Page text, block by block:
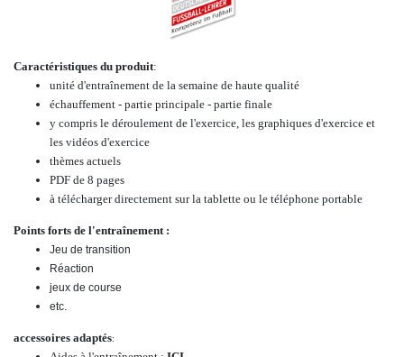
Caractéristiques du produit:
unité d'entraînement de la semaine de haute qualité
échauffement - partie principale - partie finale
y compris le déroulement de l'exercice, les graphiques d'exercice et
les vidéos d'exercice
thèmes actuels
PDF de 8 pages
à télécharger directement sur la tablette ou le téléphone portable
Points forts de l'entraînement :
Jeu de transition
Réaction
jeux de course
etc.
accessoires adaptés: